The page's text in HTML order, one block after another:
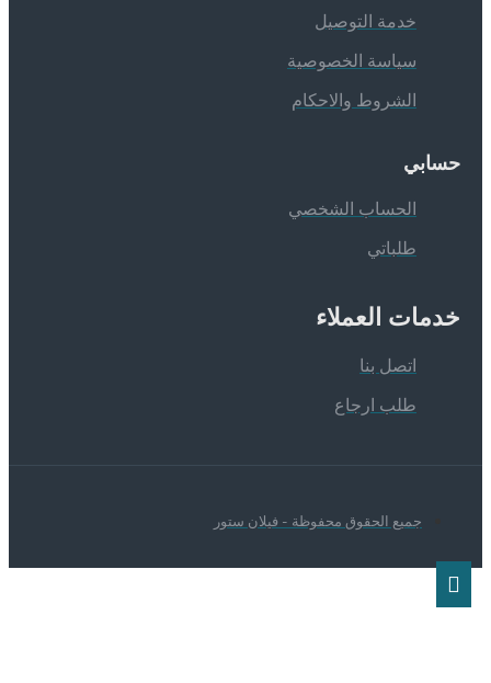
خدمة التوصيل
سياسة الخصوصية
الشروط والاحكام
الحساب الشخصي
طلباتي
العملاء
اتصل بنا
طلب ارجاع
جميع الحقوق محفوظة - فيلان ستور